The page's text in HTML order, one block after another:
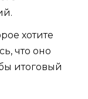
хотите
что оно
итоговый